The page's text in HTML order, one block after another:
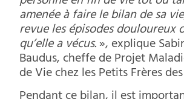
amenée à faire le bilan de sa
revue les épisodes douloureux
qu’elle a vécus.», explique
Baudus, cheffe de Projet
de Vie chez les Petits Frères